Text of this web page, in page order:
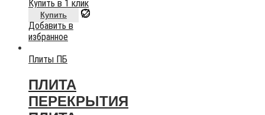
Купить в 1 клик
Купить
Добавить в
избранное
Плиты ПБ
ПЛИТА
ПЕРЕКРЫТИЯ